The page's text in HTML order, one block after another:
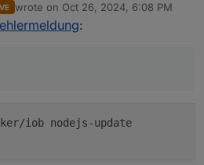
sudo chmod 750
wrote on Oct 26, 2024, 6:08 PM
last edited by
:
iob nodejs-update